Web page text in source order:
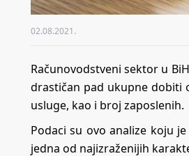
02.08.2021.
Računovodstveni sektor u
drastičan pad ukupne dobiti
usluge, kao i broj zaposlenih.
Podaci su ovo analize koju
jedna od najizraženijih